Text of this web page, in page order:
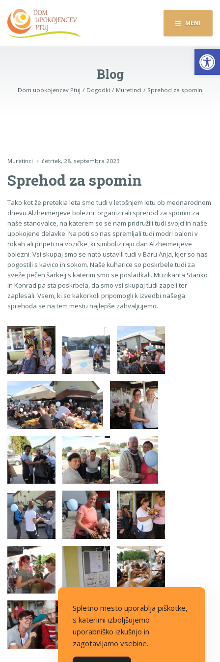
MENI
Blog
Dom upokojencev Ptuj Dogodki Muretinci Sprehod za spomin
Muretinci četrtek, 28. septembra 2023
Sprehod za spomin
Tako kot že pretekla leta smo tudi v letošnjem letu ob mednarodnem
dnevu Alzheimerjeve bolezni, organizirali sprehod za spomin za
naše stanovalce, na katerem so se nam pridružili tudi svojci in naše
upokojene delavke. Na poti so nas spremljali tudi modri baloni v
rokah ali pripeti na vozičke, ki simbolizirajo dan Alzheimerjeve
bolezni. Vsi skupaj smo se nato ustavili tudi v Baru Anja, kjer so nas
pogostili s kavico in sokom. Naše kuharice so poskrbele tudi za
sveže pečen šarkelj s katerim smo se posladkali. Muzikanta Stanko
in Konrad pa sta poskrbela, da smo vsi skupaj tudi zapeli ter
zaplesali. Vsem, ki so kakorkoli pripomogli k izvedbi našega
sprehoda se na tem mestu najlepše zahvaljujemo.
Spletno mesto uporablja piškotke,
s katerimi izboljšujemo
uporabniško izkušnjo in
zagotavljamo vsebine.